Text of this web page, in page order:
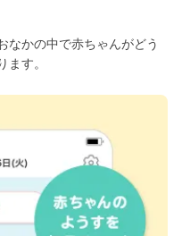
なかの中で赤ちゃんがどう
す。